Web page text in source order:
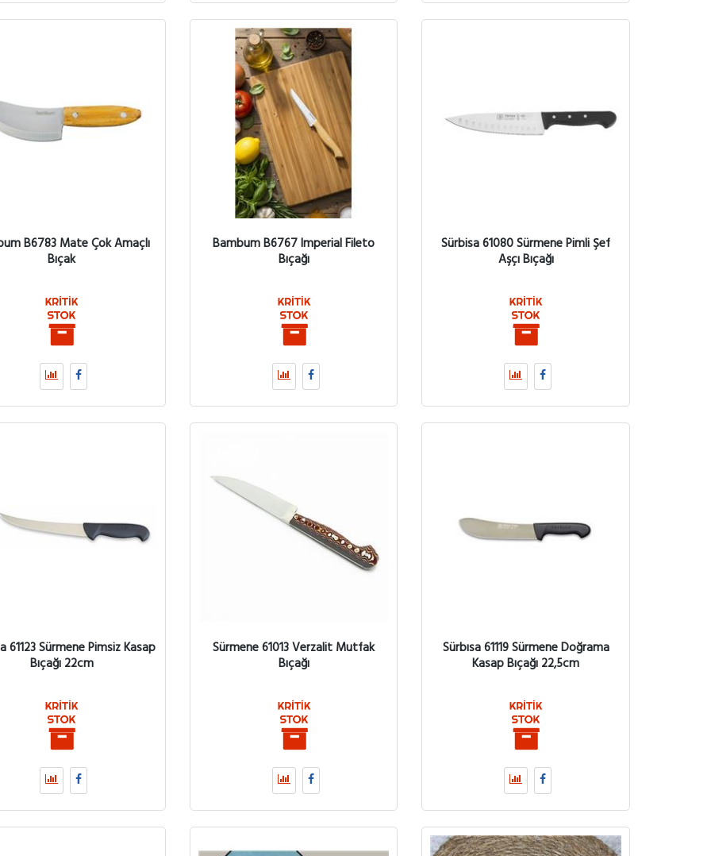
B6783 Mate Çok Amaçlı
Bıçak
Bambum B6767 Imperial Fileto
Bıçağı
Sürbisa 61080 Sürmene Pimli Şef
Aşçı Bıçağı
61123 Sürmene Pimsiz Kasap
Bıçağı 22cm
Sürmene 61013 Verzalit Mutfak
Bıçağı
Sürbısa 61119 Sürmene Doğrama
Kasap Bıçağı 22,5cm